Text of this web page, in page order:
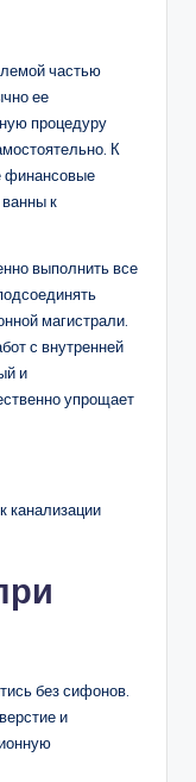
частью
ее
процедуру
К
финансовые
к
выполнить все
магистрали.
с внутренней
и
упрощает
канализации
без сифонов.
и